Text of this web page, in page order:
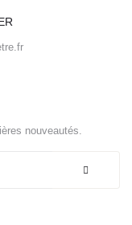
nouveautés.